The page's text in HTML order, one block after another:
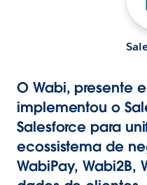
O Wabi, presente
implementou o
Salesforce para
ecossistema de
WabiPay, Wabi2B,